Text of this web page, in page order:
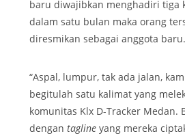
baru diwajibkan menghadiri tiga
dalam satu bulan maka orang
diresmikan sebagai anggota baru.
“Aspal, lumpur, tak ada jalan,
begitulah satu kalimat yang
komunitas Klx D-Tracker Medan.
dengan tagline yang mereka